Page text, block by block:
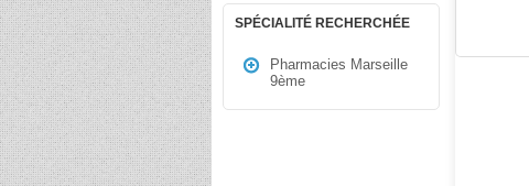
SPÉCIALITÉ RECHERCHÉE
Pharmacies Marseille
9ème